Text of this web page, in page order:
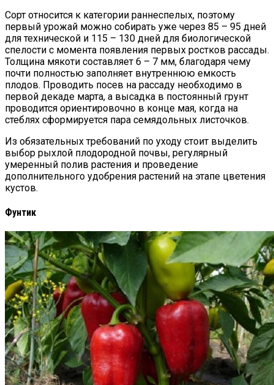
Сорт относится к категории раннеспелых, поэтому
первый урожай можно собирать уже через 85 – 95 дней
для технической и 115 – 130 дней для биологической
спелости с момента появления первых ростков рассады.
Толщина мякоти составляет 6 – 7 мм, благодаря чему
почти полностью заполняет внутреннюю емкость
плодов. Проводить посев на рассаду необходимо в
первой декаде марта, а высадка в постоянный грунт
проводится ориентировочно в конце мая, когда на
стеблях сформируется пара семядольных листочков.
Из обязательных требований по уходу стоит выделить
выбор рыхлой плодородной почвы, регулярный
умеренный полив растения и проведение
дополнительного удобрения растений на этапе цветения
кустов.
Фунтик